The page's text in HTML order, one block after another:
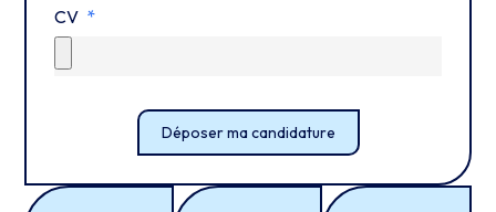
CV
Déposer ma candidature